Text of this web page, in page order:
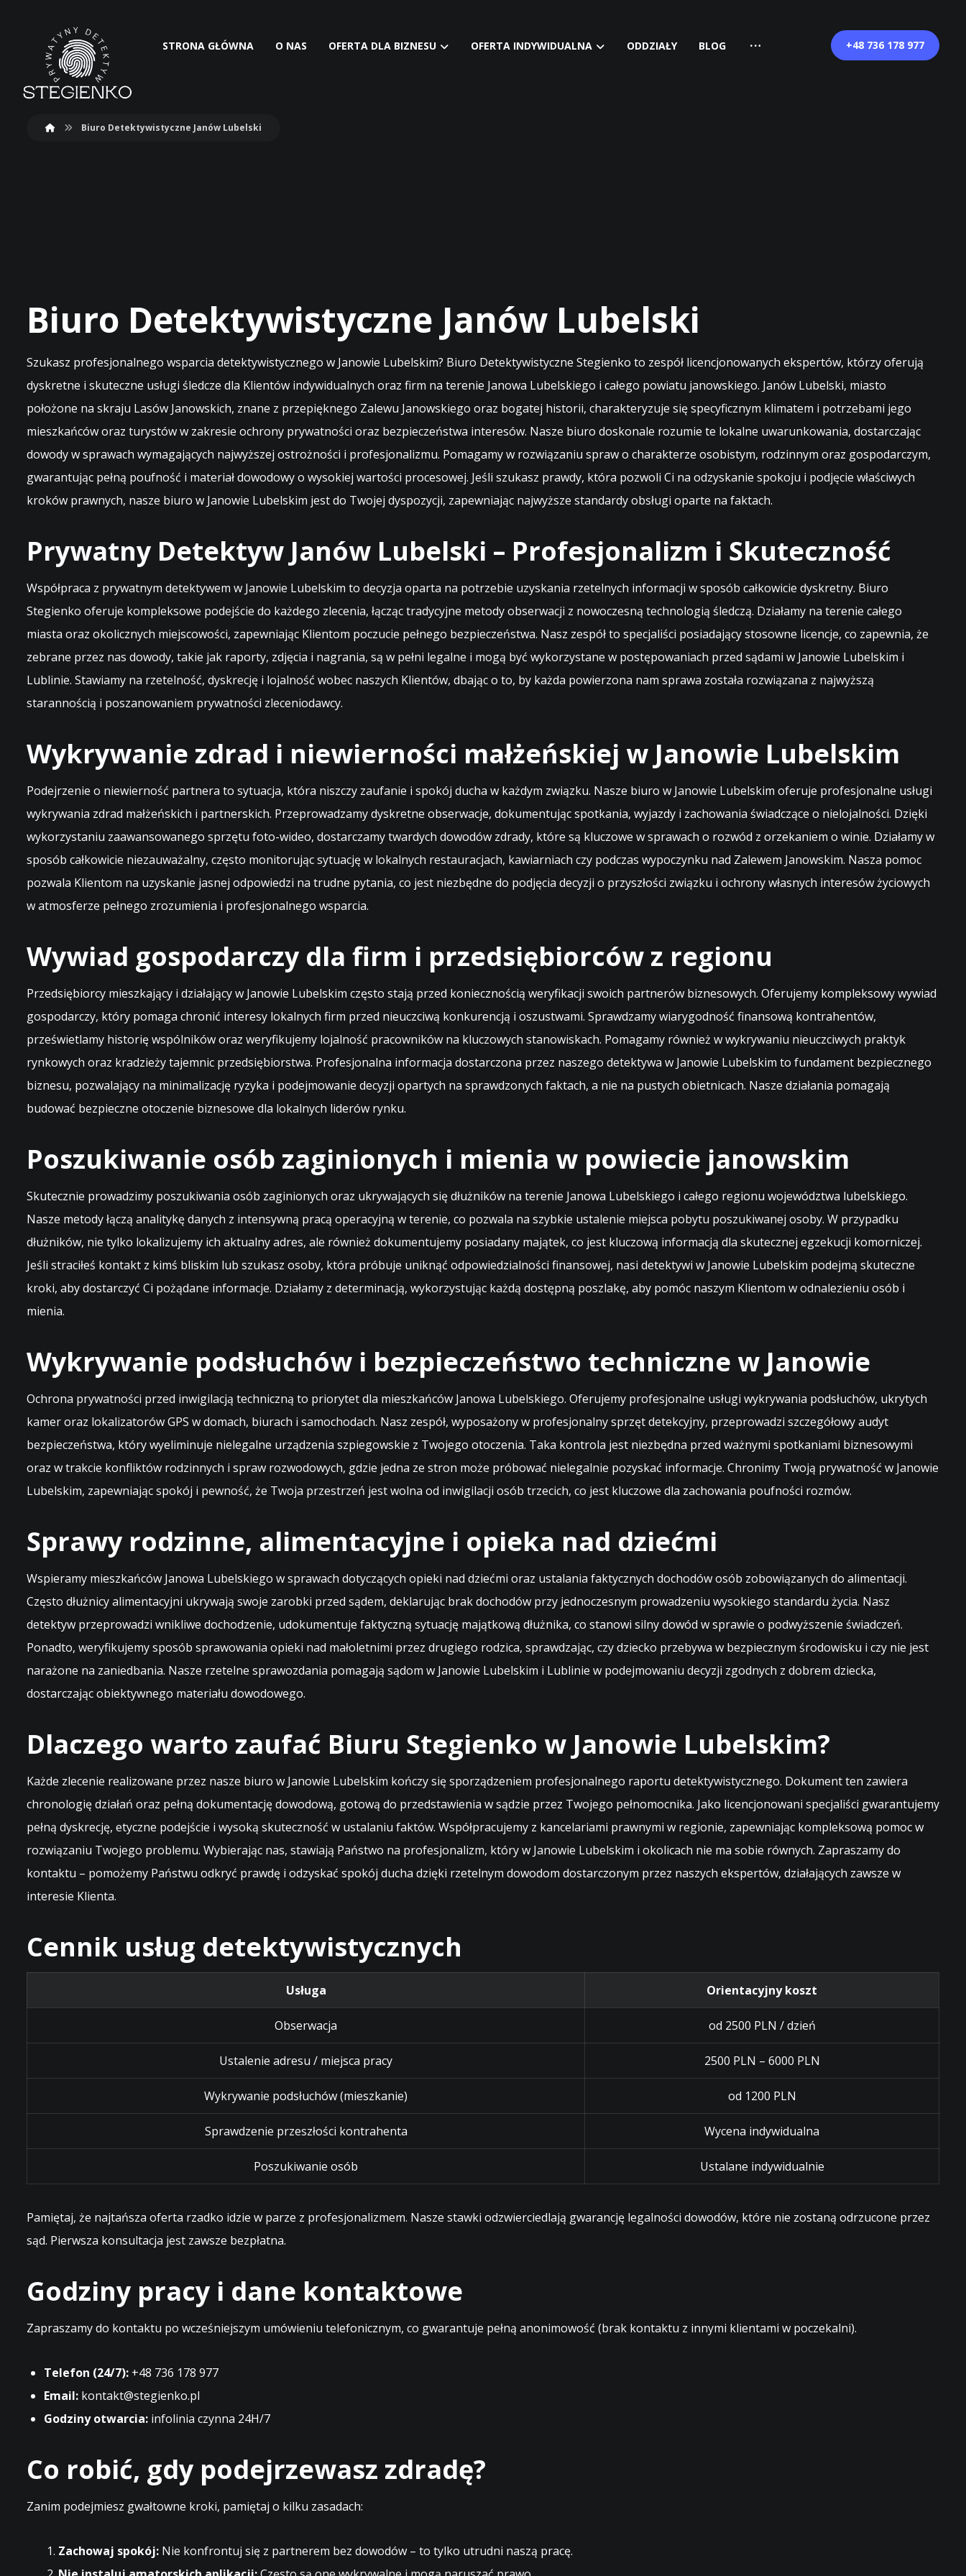
STRONA GŁÓWNA O NAS OFERTA DLA BIZNESU OFERTA INDYWIDUALNA ODDZIAŁY BLOG +48 736 178 977
Biuro Detektywistyczne Janów Lubelski
Biuro Detektywistyczne Janów Lubelski
Szukasz profesjonalnego wsparcia detektywistycznego w Janowie Lubelskim? Biuro Detektywistyczne Stegienko to zespół licencjonowanych ekspertów, którzy oferują
dyskretne i skuteczne usługi śledcze dla Klientów indywidualnych oraz firm na terenie Janowa Lubelskiego i całego powiatu janowskiego. Janów Lubelski, miasto
położone na skraju Lasów Janowskich, znane z przepięknego Zalewu Janowskiego oraz bogatej historii, charakteryzuje się specyficznym klimatem i potrzebami jego
mieszkańców oraz turystów w zakresie ochrony prywatności oraz bezpieczeństwa interesów. Nasze biuro doskonale rozumie te lokalne uwarunkowania, dostarczając
dowody w sprawach wymagających najwyższej ostrożności i profesjonalizmu. Pomagamy w rozwiązaniu spraw o charakterze osobistym, rodzinnym oraz gospodarczym,
gwarantując pełną poufność i materiał dowodowy o wysokiej wartości procesowej. Jeśli szukasz prawdy, która pozwoli Ci na odzyskanie spokoju i podjęcie właściwych
kroków prawnych, nasze biuro w Janowie Lubelskim jest do Twojej dyspozycji, zapewniając najwyższe standardy obsługi oparte na faktach.
Prywatny Detektyw Janów Lubelski – Profesjonalizm i Skuteczność
Współpraca z prywatnym detektywem w Janowie Lubelskim to decyzja oparta na potrzebie uzyskania rzetelnych informacji w sposób całkowicie dyskretny. Biuro
Stegienko oferuje kompleksowe podejście do każdego zlecenia, łącząc tradycyjne metody obserwacji z nowoczesną technologią śledczą. Działamy na terenie całego
miasta oraz okolicznych miejscowości, zapewniając Klientom poczucie pełnego bezpieczeństwa. Nasz zespół to specjaliści posiadający stosowne licencje, co zapewnia, że
zebrane przez nas dowody, takie jak raporty, zdjęcia i nagrania, są w pełni legalne i mogą być wykorzystane w postępowaniach przed sądami w Janowie Lubelskim i
Lublinie. Stawiamy na rzetelność, dyskrecję i lojalność wobec naszych Klientów, dbając o to, by każda powierzona nam sprawa została rozwiązana z najwyższą
starannością i poszanowaniem prywatności zleceniodawcy.
Wykrywanie zdrad i niewierności małżeńskiej w Janowie Lubelskim
Podejrzenie o niewierność partnera to sytuacja, która niszczy zaufanie i spokój ducha w każdym związku. Nasze biuro w Janowie Lubelskim oferuje profesjonalne usługi
wykrywania zdrad małżeńskich i partnerskich. Przeprowadzamy dyskretne obserwacje, dokumentując spotkania, wyjazdy i zachowania świadczące o nielojalności. Dzięki
wykorzystaniu zaawansowanego sprzętu foto-wideo, dostarczamy twardych dowodów zdrady, które są kluczowe w sprawach o rozwód z orzekaniem o winie. Działamy w
sposób całkowicie niezauważalny, często monitorując sytuację w lokalnych restauracjach, kawiarniach czy podczas wypoczynku nad Zalewem Janowskim. Nasza pomoc
pozwala Klientom na uzyskanie jasnej odpowiedzi na trudne pytania, co jest niezbędne do podjęcia decyzji o przyszłości związku i ochrony własnych interesów życiowych
w atmosferze pełnego zrozumienia i profesjonalnego wsparcia.
Wywiad gospodarczy dla firm i przedsiębiorców z regionu
Przedsiębiorcy mieszkający i działający w Janowie Lubelskim często stają przed koniecznością weryfikacji swoich partnerów biznesowych. Oferujemy kompleksowy wywiad
gospodarczy, który pomaga chronić interesy lokalnych firm przed nieuczciwą konkurencją i oszustwami. Sprawdzamy wiarygodność finansową kontrahentów,
prześwietlamy historię wspólników oraz weryfikujemy lojalność pracowników na kluczowych stanowiskach. Pomagamy również w wykrywaniu nieuczciwych praktyk
rynkowych oraz kradzieży tajemnic przedsiębiorstwa. Profesjonalna informacja dostarczona przez naszego detektywa w Janowie Lubelskim to fundament bezpiecznego
biznesu, pozwalający na minimalizację ryzyka i podejmowanie decyzji opartych na sprawdzonych faktach, a nie na pustych obietnicach. Nasze działania pomagają
budować bezpieczne otoczenie biznesowe dla lokalnych liderów rynku.
Poszukiwanie osób zaginionych i mienia w powiecie janowskim
Skutecznie prowadzimy poszukiwania osób zaginionych oraz ukrywających się dłużników na terenie Janowa Lubelskiego i całego regionu województwa lubelskiego.
Nasze metody łączą analitykę danych z intensywną pracą operacyjną w terenie, co pozwala na szybkie ustalenie miejsca pobytu poszukiwanej osoby. W przypadku
dłużników, nie tylko lokalizujemy ich aktualny adres, ale również dokumentujemy posiadany majątek, co jest kluczową informacją dla skutecznej egzekucji komorniczej.
Jeśli straciłeś kontakt z kimś bliskim lub szukasz osoby, która próbuje uniknąć odpowiedzialności finansowej, nasi detektywi w Janowie Lubelskim podejmą skuteczne
kroki, aby dostarczyć Ci pożądane informacje. Działamy z determinacją, wykorzystując każdą dostępną poszlakę, aby pomóc naszym Klientom w odnalezieniu osób i
mienia.
Wykrywanie podsłuchów i bezpieczeństwo techniczne w Janowie
Ochrona prywatności przed inwigilacją techniczną to priorytet dla mieszkańców Janowa Lubelskiego. Oferujemy profesjonalne usługi wykrywania podsłuchów, ukrytych
kamer oraz lokalizatorów GPS w domach, biurach i samochodach. Nasz zespół, wyposażony w profesjonalny sprzęt detekcyjny, przeprowadzi szczegółowy audyt
bezpieczeństwa, który wyeliminuje nielegalne urządzenia szpiegowskie z Twojego otoczenia. Taka kontrola jest niezbędna przed ważnymi spotkaniami biznesowymi
oraz w trakcie konfliktów rodzinnych i spraw rozwodowych, gdzie jedna ze stron może próbować nielegalnie pozyskać informacje. Chronimy Twoją prywatność w Janowie
Lubelskim, zapewniając spokój i pewność, że Twoja przestrzeń jest wolna od inwigilacji osób trzecich, co jest kluczowe dla zachowania poufności rozmów.
Sprawy rodzinne, alimentacyjne i opieka nad dziećmi
Wspieramy mieszkańców Janowa Lubelskiego w sprawach dotyczących opieki nad dziećmi oraz ustalania faktycznych dochodów osób zobowiązanych do alimentacji.
Często dłużnicy alimentacyjni ukrywają swoje zarobki przed sądem, deklarując brak dochodów przy jednoczesnym prowadzeniu wysokiego standardu życia. Nasz
detektyw przeprowadzi wnikliwe dochodzenie, udokumentuje faktyczną sytuację majątkową dłużnika, co stanowi silny dowód w sprawie o podwyższenie świadczeń.
Ponadto, weryfikujemy sposób sprawowania opieki nad małoletnimi przez drugiego rodzica, sprawdzając, czy dziecko przebywa w bezpiecznym środowisku i czy nie jest
narażone na zaniedbania. Nasze rzetelne sprawozdania pomagają sądom w Janowie Lubelskim i Lublinie w podejmowaniu decyzji zgodnych z dobrem dziecka,
dostarczając obiektywnego materiału dowodowego.
Dlaczego warto zaufać Biuru Stegienko w Janowie Lubelskim?
Każde zlecenie realizowane przez nasze biuro w Janowie Lubelskim kończy się sporządzeniem profesjonalnego raportu detektywistycznego. Dokument ten zawiera
chronologię działań oraz pełną dokumentację dowodową, gotową do przedstawienia w sądzie przez Twojego pełnomocnika. Jako licencjonowani specjaliści gwarantujemy
pełną dyskrecję, etyczne podejście i wysoką skuteczność w ustalaniu faktów. Współpracujemy z kancelariami prawnymi w regionie, zapewniając kompleksową pomoc w
rozwiązaniu Twojego problemu. Wybierając nas, stawiają Państwo na profesjonalizm, który w Janowie Lubelskim i okolicach nie ma sobie równych. Zapraszamy do
kontaktu – pomożemy Państwu odkryć prawdę i odzyskać spokój ducha dzięki rzetelnym dowodom dostarczonym przez naszych ekspertów, działających zawsze w
interesie Klienta.
Cennik usług detektywistycznych
Usługa Orientacyjny koszt
Obserwacja od 2500 PLN / dzień
Ustalenie adresu / miejsca pracy 2500 PLN – 6000 PLN
Wykrywanie podsłuchów (mieszkanie) od 1200 PLN
Sprawdzenie przeszłości kontrahenta Wycena indywidualna
Poszukiwanie osób Ustalane indywidualnie
Pamiętaj, że najtańsza oferta rzadko idzie w parze z profesjonalizmem. Nasze stawki odzwierciedlają gwarancję legalności dowodów, które nie zostaną odrzucone przez
sąd. Pierwsza konsultacja jest zawsze bezpłatna.
Godziny pracy i dane kontaktowe
Zapraszamy do kontaktu po wcześniejszym umówieniu telefonicznym, co gwarantuje pełną anonimowość (brak kontaktu z innymi klientami w poczekalni).
Telefon (24/7): +48 736 178 977
Email: kontakt@stegienko.pl
Godziny otwarcia: infolinia czynna 24H/7
Co robić, gdy podejrzewasz zdradę?
Zanim podejmiesz gwałtowne kroki, pamiętaj o kilku zasadach:
Zachowaj spokój: Nie konfrontuj się z partnerem bez dowodów – to tylko utrudni naszą pracę.